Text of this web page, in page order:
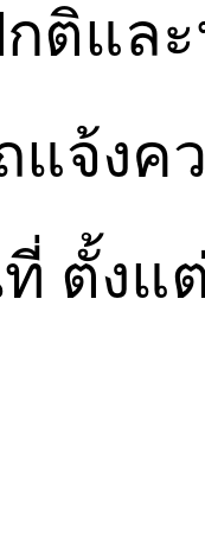
ติและ
แจ้งค
ตั้งแ